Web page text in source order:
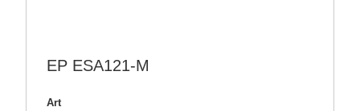
EP ESA121-M
Art